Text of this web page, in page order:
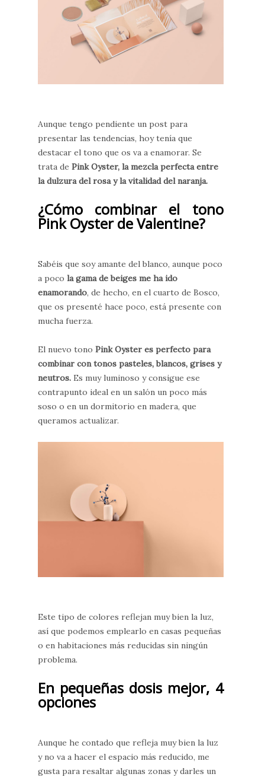
Aunque tengo pendiente un post para
presentar las tendencias, hoy tenía que
destacar el tono que os va a enamorar. Se
trata de Pink Oyster, la mezcla perfecta entre
la dulzura del rosa y la vitalidad del naranja.
¿Cómo combinar el tono
Pink Oyster de Valentine?
Sabéis que soy amante del blanco, aunque poco
a poco la gama de beiges me ha ido
enamorando, de hecho, en el cuarto de Bosco,
que os presenté hace poco, está presente con
mucha fuerza.
El nuevo tono Pink Oyster es perfecto para
combinar con tonos pasteles, blancos, grises y
neutros. Es muy luminoso y consigue ese
contrapunto ideal en un salón un poco más
soso o en un dormitorio en madera, que
queramos actualizar.
Este tipo de colores reflejan muy bien la luz,
así que podemos emplearlo en casas pequeñas
o en habitaciones más reducidas sin ningún
problema.
En pequeñas dosis mejor, 4
opciones
Aunque he contado que refleja muy bien la luz
y no va a hacer el espacio más reducido, me
gusta para resaltar algunas zonas y darles un